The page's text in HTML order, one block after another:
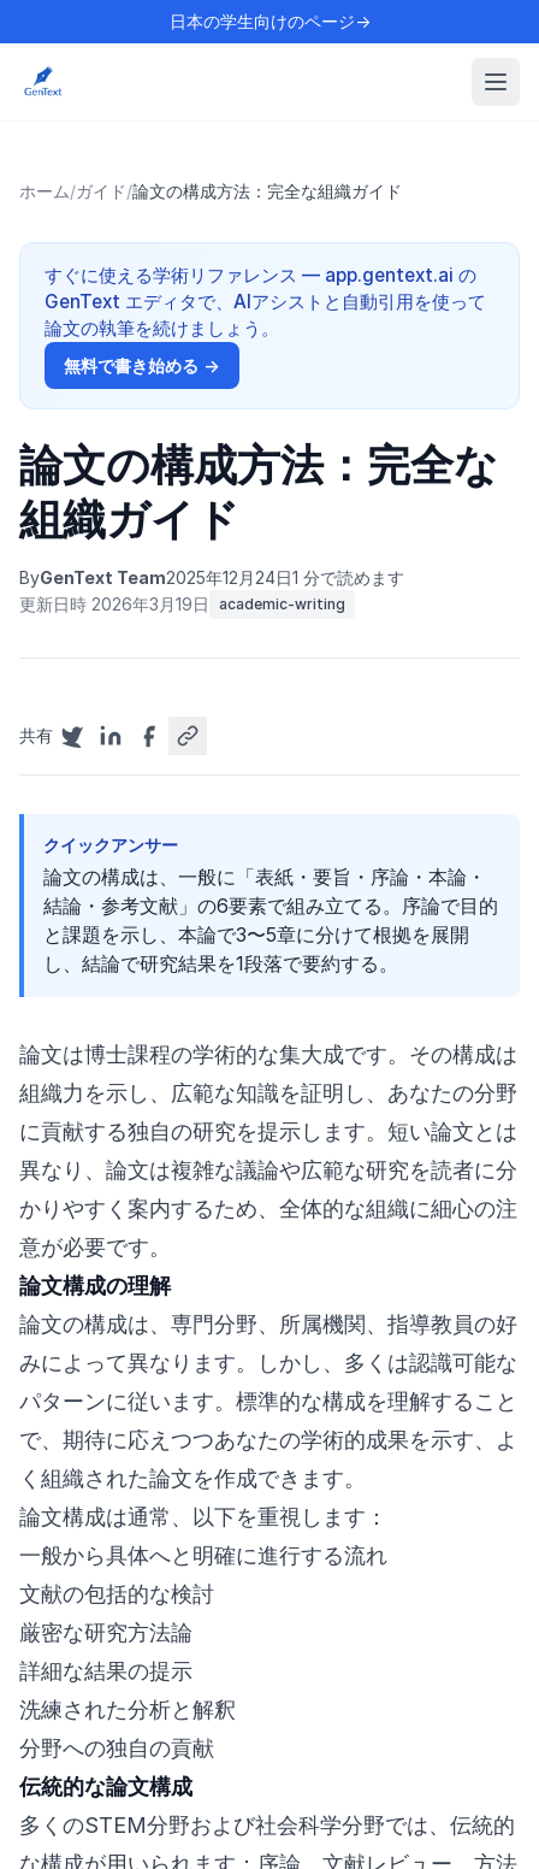
日本の学生向けのページ→
ホーム/ガイド/論文の構成方法：完全な組織ガイド
すぐに使える学術リファレンス — app.gentext.ai の
GenText エディタで、AIアシストと自動引用を使って
論文の執筆を続けましょう。
無料で書き始める →
論文の構成方法：完全な
組織ガイド
ByGenText Team2025年12月24日1 分で読めます
更新日時 2026年3月19日
academic-writing
共有
クイックアンサー
論文の構成は、一般に「表紙・要旨・序論・本論・
結論・参考文献」の6要素で組み立てる。序論で目的
と課題を示し、本論で3〜5章に分けて根拠を展開
し、結論で研究結果を1段落で要約する。
論文は博士課程の学術的な集大成です。その構成は
組織力を示し、広範な知識を証明し、あなたの分野
に貢献する独自の研究を提示します。短い論文とは
異なり、論文は複雑な議論や広範な研究を読者に分
かりやすく案内するため、全体的な組織に細心の注
意が必要です。
論文構成の理解
論文の構成は、専門分野、所属機関、指導教員の好
みによって異なります。しかし、多くは認識可能な
パターンに従います。標準的な構成を理解すること
で、期待に応えつつあなたの学術的成果を示す、よ
く組織された論文を作成できます。
論文構成は通常、以下を重視します：
一般から具体へと明確に進行する流れ
文献の包括的な検討
厳密な研究方法論
詳細な結果の提示
洗練された分析と解釈
分野への独自の貢献
伝統的な論文構成
多くのSTEM分野および社会科学分野では、伝統的
な構成が用いられます：序論、文献レビュー、方法